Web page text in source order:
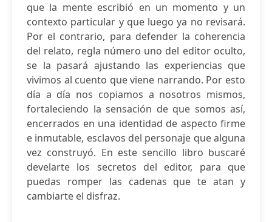
que la mente escribió en un momento y un
contexto particular y que luego ya no revisará.
Por el contrario, para defender la coherencia
del relato, regla número uno del editor oculto,
se la pasará ajustando las experiencias que
vivimos al cuento que viene narrando. Por esto
día a día nos copiamos a nosotros mismos,
fortaleciendo la sensación de que somos así,
encerrados en una identidad de aspecto firme
e inmutable, esclavos del personaje que alguna
vez construyó. En este sencillo libro buscaré
develarte los secretos del editor, para que
puedas romper las cadenas que te atan y
cambiarte el disfraz.